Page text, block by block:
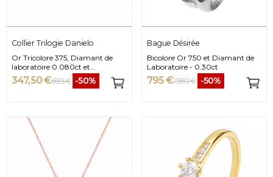
Collier Trilogie Danielo
Or Tricolore 375, Diamant de
laboratoire 0.080ct et
Longueur 42cm
347,50 €695 € -50%
Bague Désirée
Bicolore Or 750 et Diamant de
Laboratoire - 0.30ct
795 €1 590 € -50%